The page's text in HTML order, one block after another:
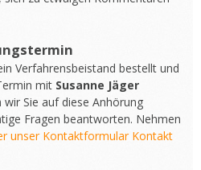
Verfahrensbeistand bestellt und
mit Susanne Jäger
Sie auf diese Anhörung
Fragen beantworten. Nehmen
unser Kontaktformular Kontakt